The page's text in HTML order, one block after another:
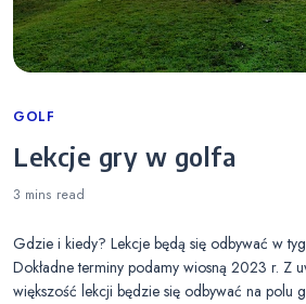
Categories
GOLF
Lekcje gry w golfa
3 mins read
Gdzie i kiedy? Lekcje będą się odbywać w
Dokładne terminy podamy wiosną 2023 r. Z
większość lekcji będzie się odbywać na polu